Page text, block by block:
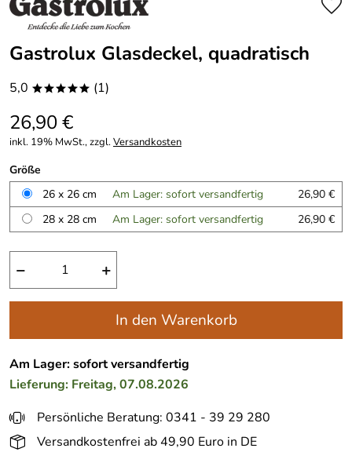
Gastrolux Glasdeckel, quadratisch
5,0 ***** (1)
26,90 €
inkl. 19% MwSt., zzgl.Versandkosten
Größe
26 x 26 cm
Am Lager: sofort versandfertig
26,90 €
28 x 28 cm
Am Lager: sofort versandfertig 26,90 €
− +
In den Warenkorb
Am Lager: sofort versandfertig
Lieferung: Freitag, 07.08.2026
Persönliche Beratung: 0341 - 39 29 280
Versandkostenfrei ab 49,90 Euro in DE